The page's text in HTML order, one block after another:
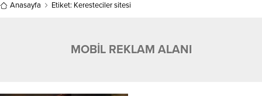
Anasayfa Etiket: Keresteciler sitesi
MOBİL REKLAM ALANI